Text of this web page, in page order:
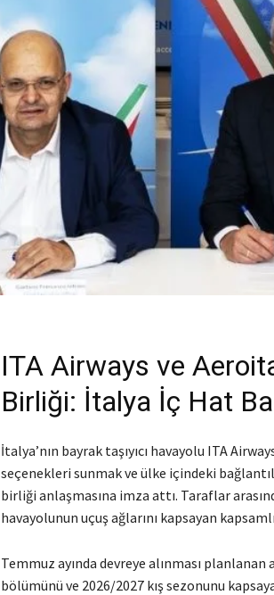
ITA Airways ve
Birliği: İtalya İç Hat
İtalya’nın bayrak taşıyıcı havayolu ITA
seçenekleri sunmak ve ülke içindeki
birliği anlaşmasına imza attı. Taraflar
havayolunun uçuş ağlarını kapsayan
Temmuz ayında devreye alınması
bölümünü ve 2026/2027 kış sezonunu